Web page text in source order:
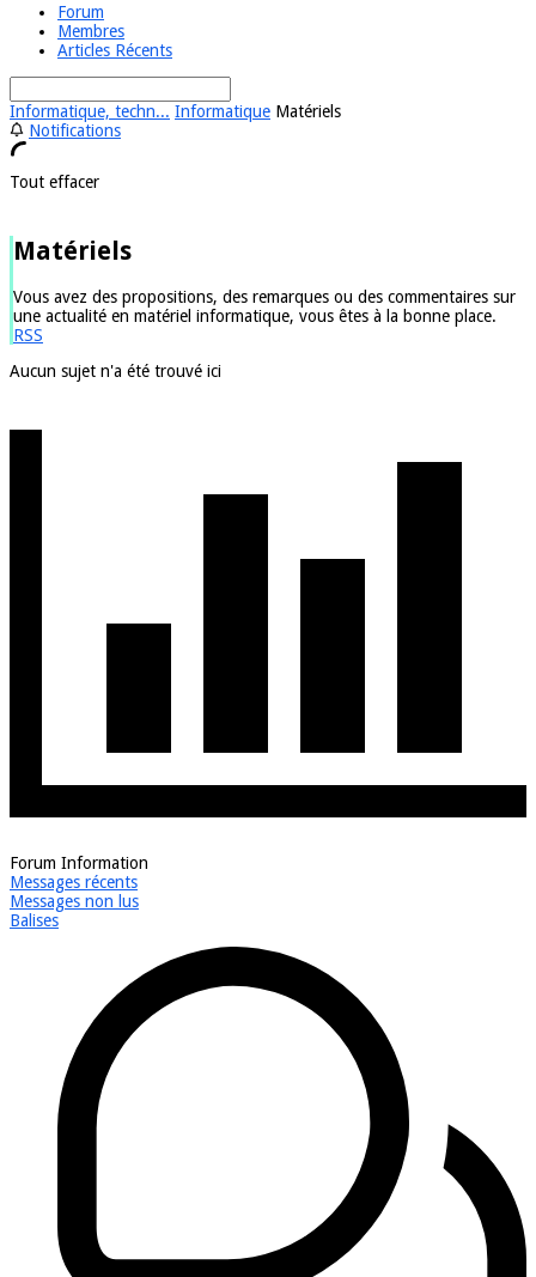
Forum
Membres
Articles Récents
Informatique, techn... Informatique Matériels
Notifications
Tout effacer
Matériels
Vous avez des propositions, des remarques ou des commentaires sur
une actualité en matériel informatique, vous êtes à la bonne place.
RSS
Aucun sujet n'a été trouvé ici
Forum Information
Messages récents
Messages non lus
Balises